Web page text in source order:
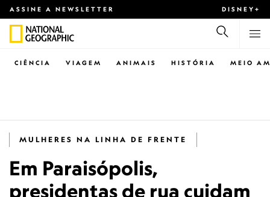
ASSINE A NEWSLETTER DISNEY+
CIÊNCIA VIAGEM ANIMAIS HISTÓRIA MEIO
MULHERES NA LINHA DE FRENTE
Em Paraisópolis,
presidentas de rua cuidam